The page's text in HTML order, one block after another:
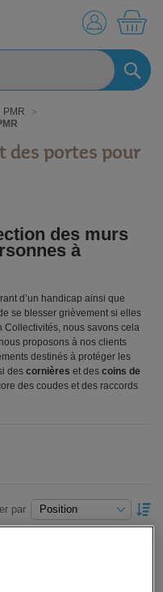
PMR
des portes pour
des murs
à
d’un handicap ainsi que
se blesser grièvement si elles
Collectivités, nous savons cela
proposons à nos clients
destinés à protéger les
des cornières et des coins de
des coudes et des raccords
par